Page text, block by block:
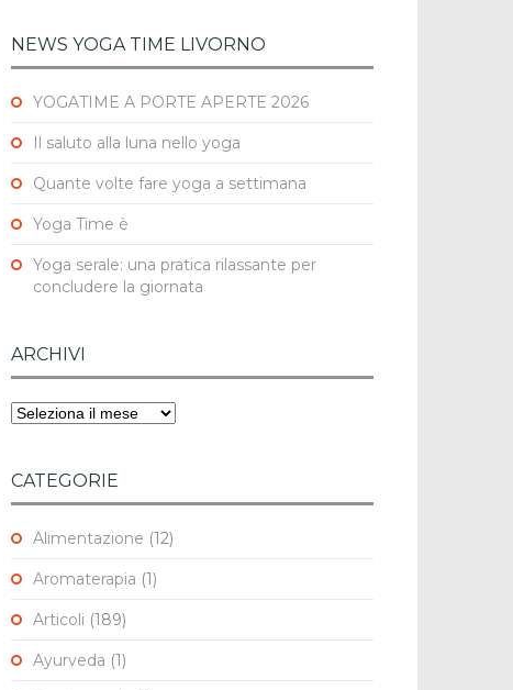
NEWS YOGA TIME LIVORNO
YOGATIME A PORTE APERTE 2026
Il saluto alla luna nello yoga
Quante volte fare yoga a settimana
Yoga Time è
Yoga serale: una pratica rilassante per
concludere la giornata
ARCHIVI
Archivi
CATEGORIE
Alimentazione (12)
Aromaterapia (1)
Articoli (189)
Ayurveda (1)